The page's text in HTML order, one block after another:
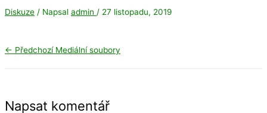
Diskuze / Napsal admin / 27 listopadu, 2019
← Předchozí Mediální soubory
Napsat komentář